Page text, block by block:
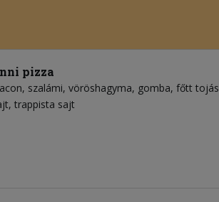
pizza
szalámi vöröshagyma gomba főtt tojás
trappista sajt